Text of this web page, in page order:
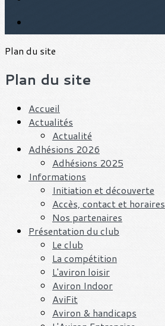
Plan du site
Plan du site
Accueil
Actualités
Actualité
Adhésions 2026
Adhésions 2025
Informations
Initiation et découverte
Accès, contact et horaires
Nos partenaires
Présentation du club
Le club
La compétition
L'aviron loisir
Aviron Indoor
AviFit
Aviron & handicaps